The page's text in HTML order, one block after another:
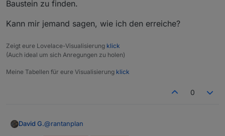
Hier der geänderte Export:
Spoiler
Baustein zu finden.
Kann mir jemand sagen, wie ich den erreiche?
Zeigt eure Lovelace-Visualisierung klick
(Auch ideal um sich Anregungen zu holen)
Meine Tabellen für eure Visualisierung klick
0
David G.@rantanplan